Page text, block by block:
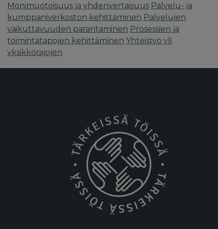
Monimuotoisuus ja yhdenvertaisuus Palvelu- ja
kumppaniverkoston kehittäminen Palvelujen
vaikuttavuuden parantaminen Prosessien ja
toimintatapojen kehittäminen Yhteistyö yli
yksikkörajojen